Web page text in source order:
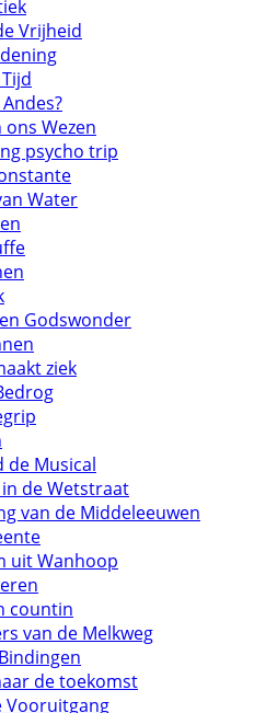
Vrijheid
Wezen
psycho trip
Water
Godswonder
ziek
de Musical
de Wetstraat
van de Middeleeuwen
uit Wanhoop
countin
van de Melkweg
de toekomst
Vooruitgang